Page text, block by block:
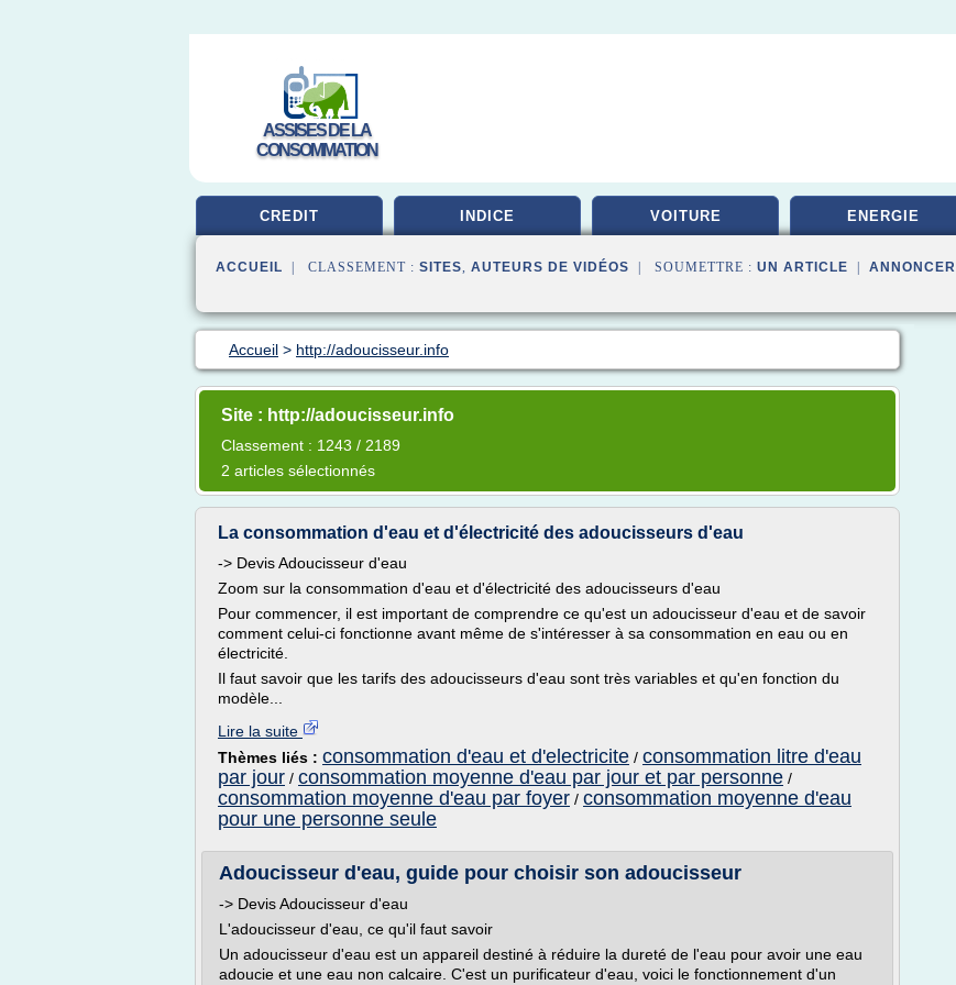
ASSISES DE LA
CONSOMMATION
CREDIT INDICE VOITURE ENERGIE
ACCUEIL | CLASSEMENT : SITES, AUTEURS DE VIDÉOS | SOUMETTRE : UN ARTICLE ANNONCER
Accueil > http://adoucisseur.info
Site : http://adoucisseur.info
Classement : 1243 / 2189
2 articles sélectionnés
La consommation d'eau et d'électricité des adoucisseurs d'eau
-> Devis Adoucisseur d'eau
Zoom sur la consommation d'eau et d'électricité des adoucisseurs d'eau
Pour commencer, il est important de comprendre ce qu'est un adoucisseur d'eau et de savoir
comment celui-ci fonctionne avant même de s'intéresser à sa consommation en eau ou en
électricité.
Il faut savoir que les tarifs des adoucisseurs d'eau sont très variables et qu'en fonction du
modèle...
Lire la suite
Thèmes liés : consommation d'eau et d'electricite / consommation litre d'eau
par jour / consommation moyenne d'eau par jour et par personne /
consommation moyenne d'eau par foyer / consommation moyenne d'eau
pour une personne seule
Adoucisseur d'eau, guide pour choisir son adoucisseur
-> Devis Adoucisseur d'eau
L'adoucisseur d'eau, ce qu'il faut savoir
Un adoucisseur d'eau est un appareil destiné à réduire la dureté de l'eau pour avoir une eau
adoucie et une eau non calcaire. C'est un purificateur d'eau, voici le fonctionnement d'un